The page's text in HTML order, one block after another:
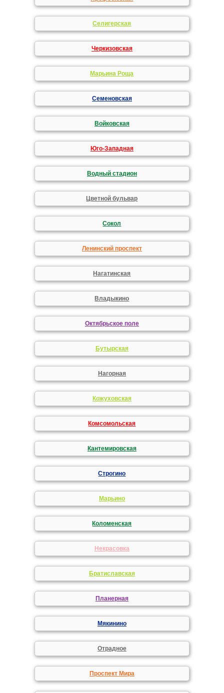
Селигерская
Черкизовская
Марьина Роща
Семеновская
Войковская
Юго-Западная
Водный стадион
Цветной бульвар
Сокол
Ленинский проспект
Нагатинская
Владыкино
Октябрьское поле
Бутырская
Нагорная
Кожуховская
Комсомольская
Кантемировская
Строгино
Марьино
Коломенская
Некрасовка
Братиславская
Планерная
Мякинино
Отрадное
Проспект Мира